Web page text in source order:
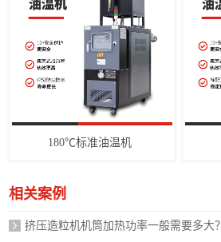
180℃标准油温机
相关案例
挤压造粒机机筒加热功率一般需要多大？